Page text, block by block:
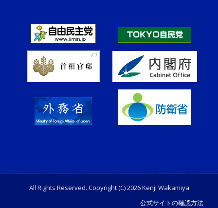
All Rights Reserved. Copyright (C) 2026 Kenji Wakamiya
公式サイトの確認方法